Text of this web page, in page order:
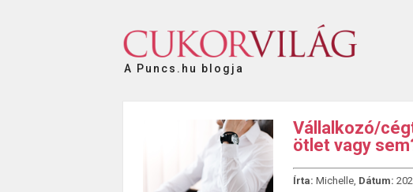
A Puncs.hu blogja
Vállalkozó/
ötlet vagy
Írta: Michelle, Dátum: